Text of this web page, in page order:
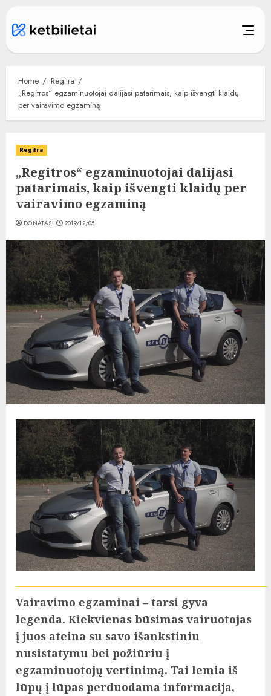
content
Home
Regitra
„Regitros“ egzaminuotojai dalijasi patarimais, kaip išvengti klaidų
per vairavimo egzaminą
Regitra
„Regitros“ egzaminuotojai dalijasi
patarimais, kaip išvengti klaidų per
vairavimo egzaminą
DONATAS 2019/12/05
Vairavimo egzaminai – tarsi gyva
legenda. Kiekvienas būsimas vairuotojas
į juos ateina su savo išankstiniu
nusistatymu bei požiūriu į
egzaminuotojų vertinimą. Tai lemia iš
lūpų į lūpas perduodama informacija,